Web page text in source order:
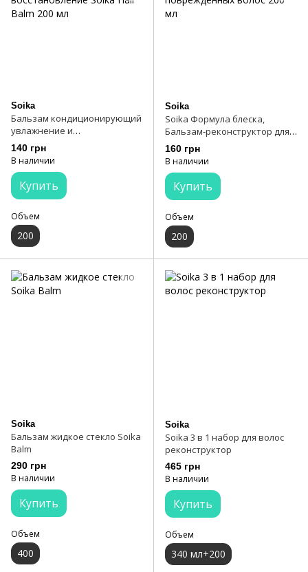
Soika
Бальзам кондиционирующий
увлажнение и
восстановление Soika Hair
Balm 200 мл
140 грн
В наличии
Купить
Объем
200
Soika
Soika Формула блеска,
Бальзам-реконструктор для
сухих, тусклых и
повреждённых волос 200 мл
160 грн
В наличии
Купить
Объем
200
Soika
Бальзам жидкое стекло Soika
Balm
290 грн
В наличии
Купить
Объем
400
Soika
Soika 3 в 1 набор для волос
реконструктор
465 грн
В наличии
Купить
Объем
340 мл+200